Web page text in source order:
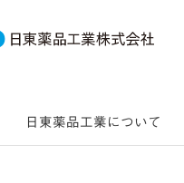
日東薬品工業について